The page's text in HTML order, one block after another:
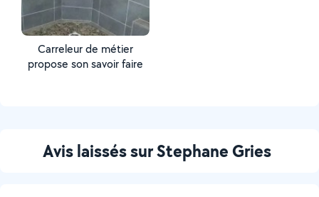
Carreleur de métier
propose son savoir faire
Avis laissés sur Stephane Gries